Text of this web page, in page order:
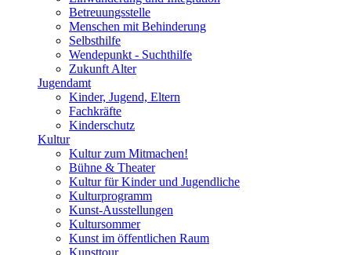
Betreuungsstelle
Menschen mit Behinderung
Selbsthilfe
Wendepunkt - Suchthilfe
Zukunft Alter
Jugendamt
Kinder, Jugend, Eltern
Fachkräfte
Kinderschutz
Kultur
Kultur zum Mitmachen!
Bühne & Theater
Kultur für Kinder und Jugendliche
Kulturprogramm
Kunst-Ausstellungen
Kultursommer
Kunst im öffentlichen Raum
Kunsttour